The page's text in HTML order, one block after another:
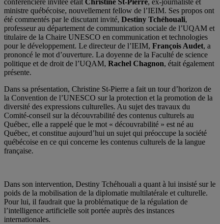
ministre québécoise, nouvellement fellow de l’IEIM. Ses propos ont
été commentés par le discutant invité, Destiny Tchéhouali,
professeur au département de communication sociale de l’UQAM et
titulaire de la Chaire UNESCO en communication et technologies
pour le développement. Le directeur de l’IEIM, François Audet, a
prononcé le mot d’ouverture. La doyenne de la Faculté de science
politique et de droit de l’UQAM, Rachel Chagnon, était également
présente.
Dans sa présentation, Christine St-Pierre a fait un tour d’horizon de
la Convention de l’UNESCO sur la protection et la promotion de la
diversité des expressions culturelles. Au sujet des travaux du
Comité-conseil sur la découvrabilité des contenus culturels au
Québec, elle a rappelé que le mot « découvrabilité » est né au
Québec, et constitue aujourd’hui un sujet qui préoccupe la société
québécoise en ce qui concerne les contenus culturels de la langue
française.
Dans son intervention, Destiny Tchéhouali a quant à lui insisté sur le
poids de la mobilisation de la diplomatie multilatérale et culturelle.
Pour lui, il faudrait que la problématique de la régulation de
l’intelligence artificielle soit portée auprès des instances
internationales.